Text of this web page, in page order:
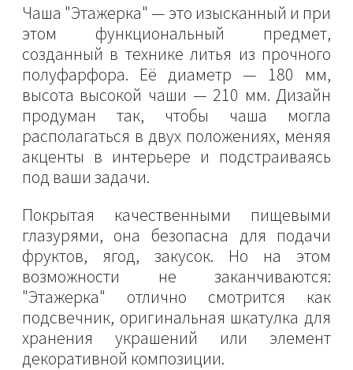
Чаша "Этажерка" — это изысканный и при
этом функциональный предмет,
созданный в технике литья из прочного
полуфарфора. Её диаметр — 180 мм,
высота высокой чаши — 210 мм. Дизайн
продуман так, чтобы чаша могла
располагаться в двух положениях, меняя
акценты в интерьере и подстраиваясь
под ваши задачи.
Покрытая качественными пищевыми
глазурями, она безопасна для подачи
фруктов, ягод, закусок. Но на этом
возможности не заканчиваются:
"Этажерка" отлично смотрится как
подсвечник, оригинальная шкатулка для
хранения украшений или элемент
декоративной композиции.